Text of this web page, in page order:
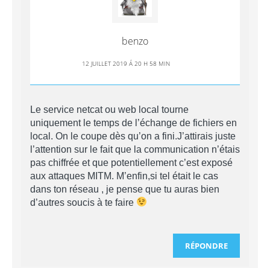
benzo
12 JUILLET 2019 Á 20 H 58 MIN
Le service netcat ou web local tourne
uniquement le temps de l’échange de fichiers en
local. On le coupe dès qu’on a fini.J’attirais juste
l’attention sur le fait que la communication n’étais
pas chiffrée et que potentiellement c’est exposé
aux attaques MITM. M’enfin,si tel était le cas
dans ton réseau , je pense que tu auras bien
d’autres soucis à te faire
RÉPONDRE